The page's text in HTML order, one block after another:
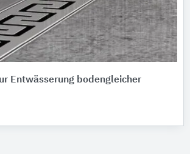
​Entwässerung bodengleicher